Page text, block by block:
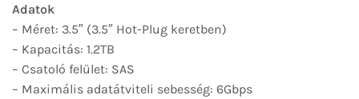
Adatok
– Méret: 3.5″ (3.5″ Hot-Plug keretben)
– Kapacitás: 1.2TB
– Csatoló felület: SAS
– Maximális adatátviteli sebesség: 6Gbps